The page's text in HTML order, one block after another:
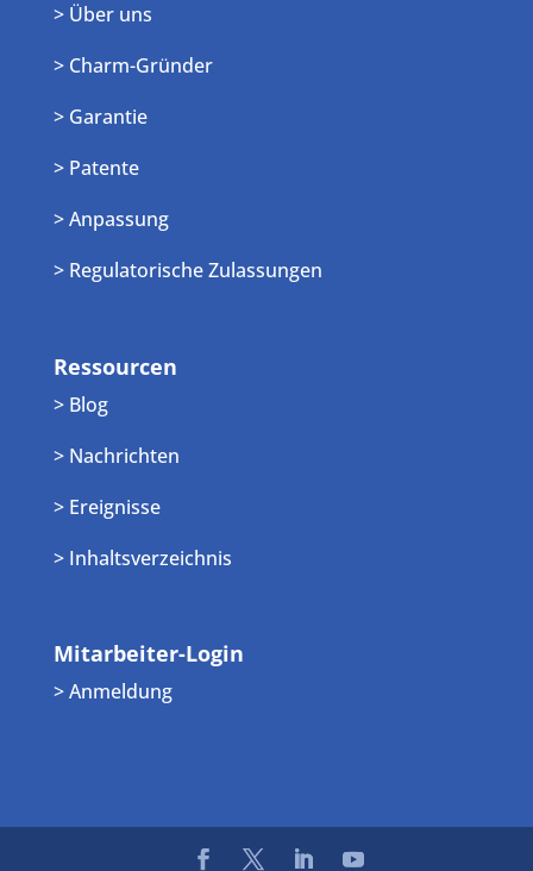
> Über uns
> Charm-Gründer
> Garantie
> Patente
> Anpassung
> Regulatorische Zulassungen
Ressourcen
> Blog
> Nachrichten
> Ereignisse
> Inhaltsverzeichnis
Mitarbeiter-Login
> Anmeldung